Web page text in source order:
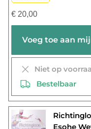
€20,00
Niet op
Bestelbaar
Esohe